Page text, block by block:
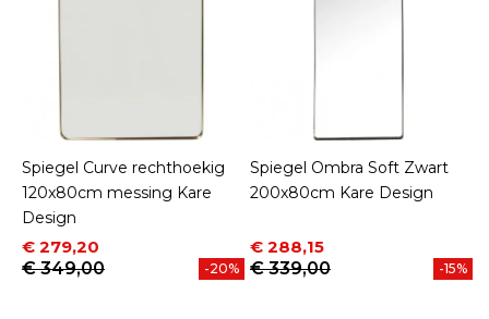
Spiegel Curve rechthoekig
120x80cm messing Kare
Design
Prijs
€ 279,20
Normale prijs
€ 349,00
-20%
Spiegel Ombra Soft Zwart
200x80cm Kare Design
Prijs
€ 288,15
Normale prijs
€ 339,00
-15%